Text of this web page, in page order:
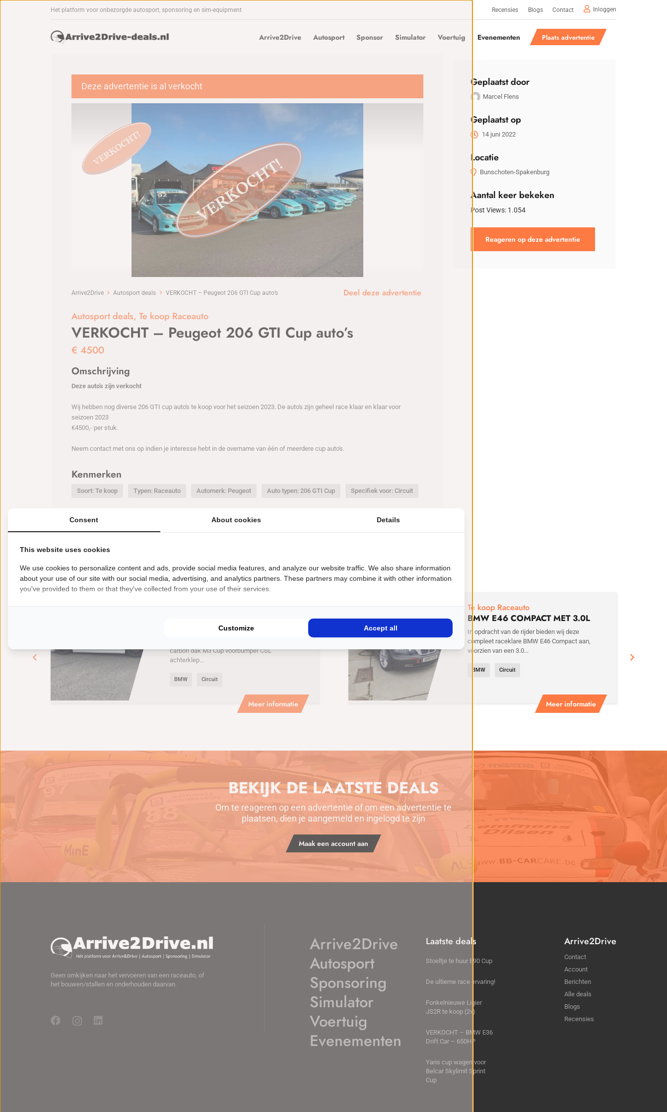
Het platform voor onbezorgde autosport, sponsoring en sim-equipment Recensies Blogs Contact Inloggen
Arrive2Drive Autosport Sponsor Simulator Voertuig Evenementen Plaats advertentie
Deze advertentie is al verkocht
Arrive2Drive Autosport deals VERKOCHT – Peugeot 206 GTI Cup auto’s Deel deze advertentie
Autosport deals, Te koop Raceauto
VERKOCHT – Peugeot 206 GTI Cup auto’s
€ 4500
Omschrijving
Deze auto's zijn verkocht
Wij hebben nog diverse 206 GTI cup auto's te koop voor het seizoen 2023. De auto's zijn geheel race klaar en klaar voor
seizoen 2023
€4500,- per stuk.
Neem contact met ons op indien je interesse hebt in de overname van één of meerdere cup auto's.
Kenmerken
Soort: Te koop Typen: Raceauto Automerk: Peugeot Auto typen: 206 GTI Cup Specifiek voor: Circuit
Geplaatst door
Marcel Flens
Geplaatst op
14 juni 2022
Locatie
Bunschoten-Spakenburg
Aantal keer bekeken
Post Views: 1.054
Reageren op deze advertentie
Nieuwste deals
BEKIJK MEER
Meer informatie
Te koop Raceauto
BMW E46 M3 Cup. 6 versnellingen,
carbon dak M3 Cup voorbumper CSL
achterklep...
BMW Circuit
Meer informatie
Te koop Raceauto
BMW E46 COMPACT MET 3.0L
MOTOR
In opdracht van de rijder bieden wij deze
compleet raceklare BMW E46 Compact aan,
voorzien van een 3.0...
BMW Circuit
BEKIJK DE LAATSTE DEALS
Om te reageren op een advertentie of om een advertentie te
plaatsen, dien je aangemeld en ingelogd te zijn
Maak een account aan
Geen omkijken naar het vervoeren van een raceauto, of
het bouwen/stallen en onderhouden daarvan.
Arrive2Drive
Autosport
Sponsoring
Simulator
Voertuig
Evenementen
Laatste deals
Stoeltje te huur E90 Cup
De ultieme race ervaring!
Fonkelnieuwe Ligier
JS2R te koop (2x)
VERKOCHT – BMW E36
Drift Car – 650HP
Yaris cup wagen voor
Belcar Skylimit Sprint
Cup
Arrive2Drive
Contact
Account
Berichten
Alle deals
Blogs
Recensies
Consent About cookies Details
This website uses cookies
We use cookies to personalize content and ads, provide social media features, and analyze our website traffic. We also share information
about your use of our site with our social media, advertising, and analytics partners. These partners may combine it with other information
you've provided to them or that they've collected from your use of their services.
Customize Accept all